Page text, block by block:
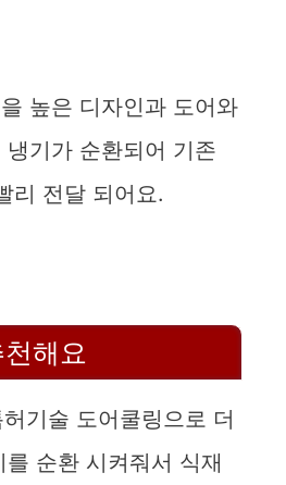
높은 디자인과 도어와
냉기가 순환되어 기존
리 전달 되어요.
해요
기술 도어쿨링으로 더
순환 시켜줘서 식재